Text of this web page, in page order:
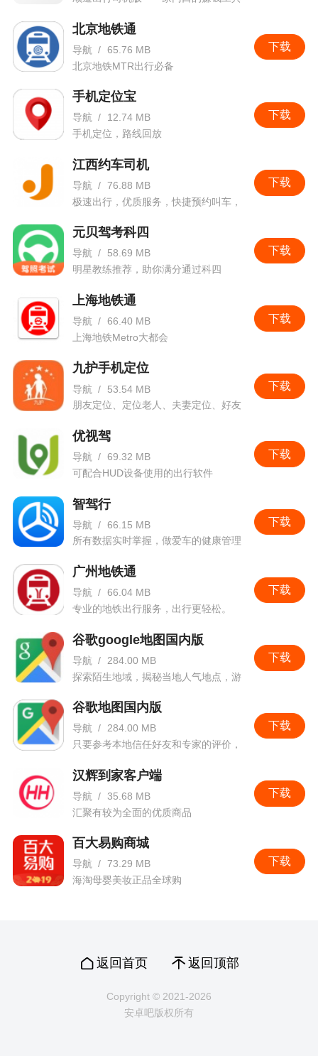
下载
北京地铁通
导航 / 65.76 MB
北京地铁MTR出行必备
下载
手机定位宝
导航 /
12.74 MB
手机定位，路线回放
下载
江西约车司机
导航 / 76.88 MB
极速出行，优质服务，快捷预约叫车，
下载
元贝驾考科四
导航 /
58.69 MB
明星教练推荐，助你满分通过科四
下载
上海地铁通
导航 / 66.40 MB
上海地铁Metro大都会
下载
九护手机定位
导航 /
53.54 MB
朋友定位、定位老人、夫妻定位、好友
定位品牌公司百万用户的选择
下载
优视驾
导航 / 69.32 MB
可配合HUD设备使用的出行软件
下载
智驾行
导航 / 66.15 MB
所有数据实时掌握，做爱车的健康管理
下载
广州地铁通
导航 / 66.04 MB
专业的地铁出行服务，出行更轻松。
下载
谷歌google地图国内版
导航 /
284.00 MB
探索陌生地域，揭秘当地人气地点，游
下载
谷歌地图国内版
导航 / 284.00 MB
只要参考本地信任好友和专家的评价，
下载
汉辉到家客户端
导航 / 35.68 MB
汇聚有较为全面的优质商品
下载
百大易购商城
导航 / 73.29 MB
海淘母婴美妆正品全球购
返回首页 返回顶部
Copyright © 2021-2026
安卓吧版权所有